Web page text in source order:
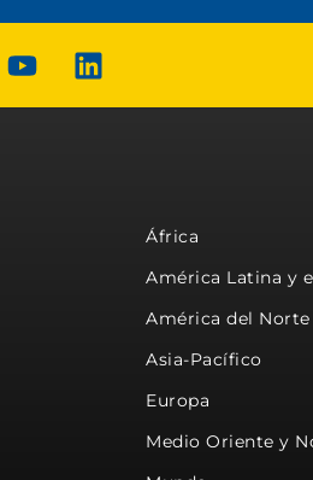
África
América Latina y
América del Norte
Asia-Pacífico
Europa
Medio Oriente y